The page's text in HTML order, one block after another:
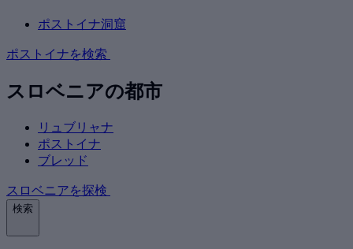
ポストイナ洞窟
ポストイナを検索
スロベニアの都市
リュブリャナ
ポストイナ
ブレッド
スロベニアを探検
検索